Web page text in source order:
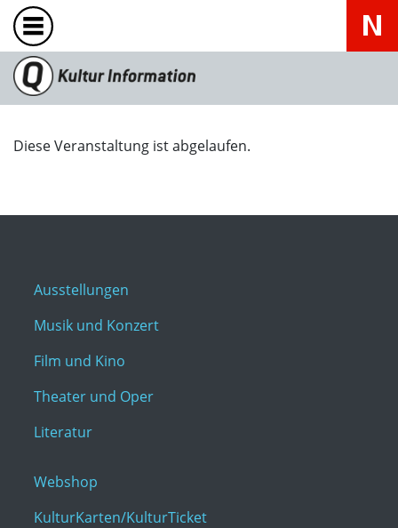
Diese Veranstaltung ist abgelaufen.
Ausstellungen
Musik und Konzert
Film und Kino
Theater und Oper
Literatur
Webshop
KulturKarten/KulturTicket